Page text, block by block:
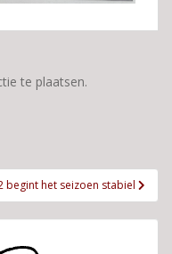
te plaatsen.
begint het seizoen stabiel